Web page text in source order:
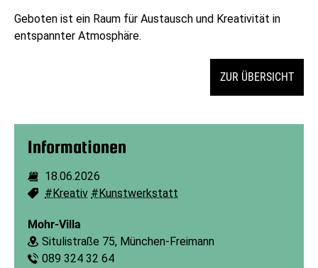
Geboten ist ein Raum für Austausch und Kreativität in
entspannter Atmosphäre.
ZUR ÜBERSICHT
Informationen
Dauer:
18.06.2026
Schlagworte:
#Kreativ #Kunstwerkstatt
Mohr-Villa
Ort:
Situlistraße 75, München-Freimann
Telefon:
089 324 32 64